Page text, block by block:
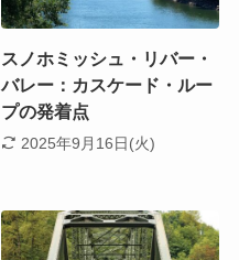
スノホミッシュ・リバー・
バレー：カスケード・ルー
プの発着点
2025年9月16日(火)